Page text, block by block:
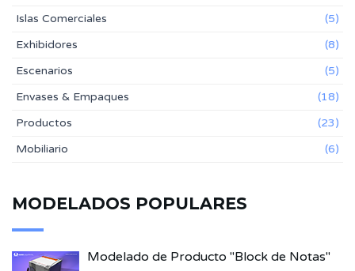
Islas Comerciales
(5)
Exhibidores
(8)
Escenarios
(5)
Envases & Empaques
(18)
Productos
(23)
Mobiliario
(6)
MODELADOS POPULARES
Modelado de Producto "Block de Notas"